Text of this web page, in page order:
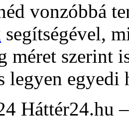
vonzóbbá
segítségével,
méret szerint
legyen egyedi
Háttér24.hu